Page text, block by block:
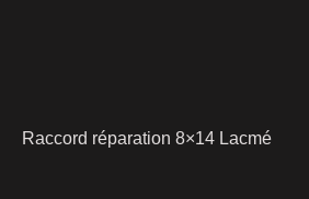
Raccord réparation 8×14 Lacmé